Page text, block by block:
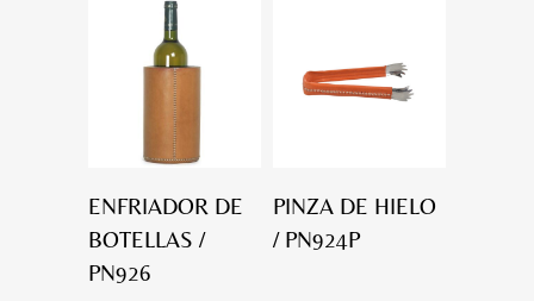
ENFRIADOR DE
BOTELLAS /
PN926
PINZA DE HIELO
/ PN924P